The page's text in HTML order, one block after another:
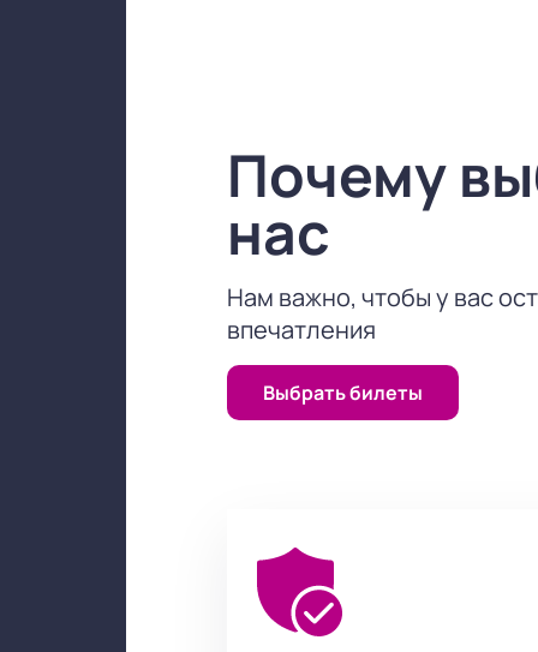
Почему
нас
Нам важно, чтобы у вас
впечатления
Выбрать билеты